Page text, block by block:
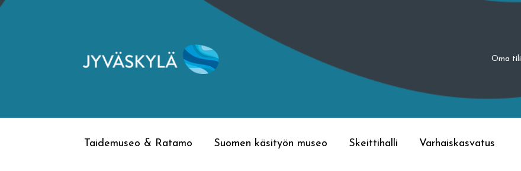
Siirry
Siirry
Oma tili
Taidemuseo & Ratamo Suomen käsityön museo Skeittihalli Varhaiskasvatus